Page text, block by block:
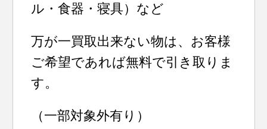
ル・食器・寝具）など
万が一買取出来ない物は、お客様
ご希望であれば無料で引き取りま
す。
（一部対象外有り）